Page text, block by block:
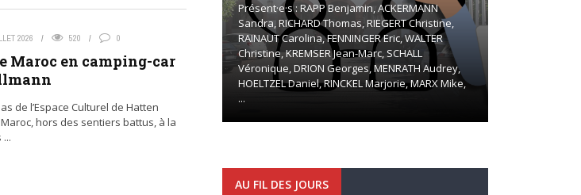
2026 520 0
Maroc en camping-car
de l’Espace Culturel de Hatten
Maroc, hors des sentiers battus, à la
Présent·e·s : RAPP Benjamin, ACKERMANN
Sandra, RICHARD Thomas, RIEGERT Christine,
RAINAUT Carolina, FENNINGER Eric, WALTER
Christine, KREMSER Jean-Marc, SCHALL
Véronique, DRION Georges, MENRATH Audrey,
HOELTZEL Daniel, RINCKEL Marjorie, MARX Mike,
...
AU FIL DES JOURS